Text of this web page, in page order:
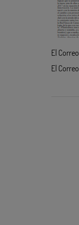
El Correo
El Correo